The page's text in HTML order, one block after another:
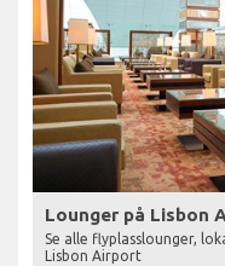
Lounger på Lisbon
Se alle flyplasslounger,
Lisbon Airport